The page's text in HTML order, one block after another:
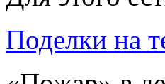
Поделки на